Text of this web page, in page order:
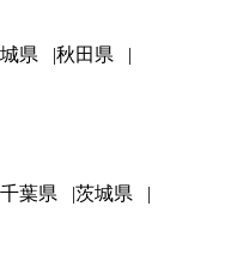
県
秋田県
千葉県
茨城県